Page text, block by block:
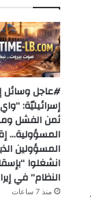
#عاجل وسائل
إسرائيليّة:
ثمن الفشل
المسؤولية…
المسؤولين
انشغلوا
النظام” في
منذ 7 ساعات